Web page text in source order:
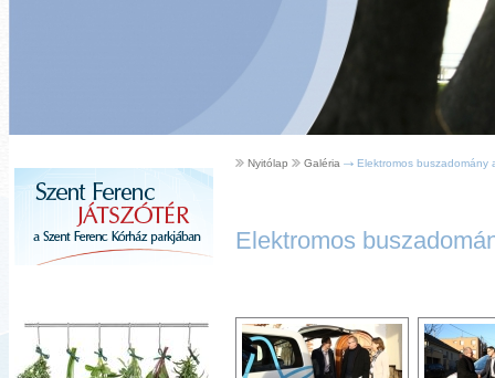
Nyitólap Galéria Elektromos buszadomány
Elektromos